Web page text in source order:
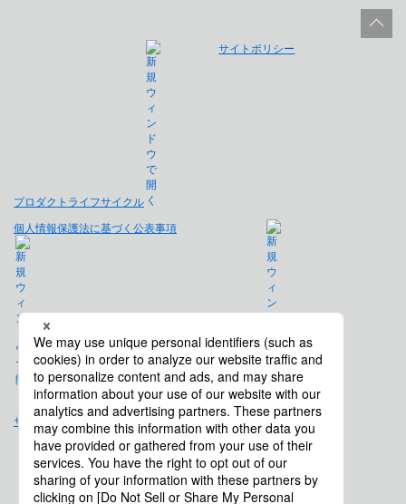
プロダクトライフサイクル
サイトポリシー
個人情報保護法に基づく公表事項
免責事項
サイトマップ